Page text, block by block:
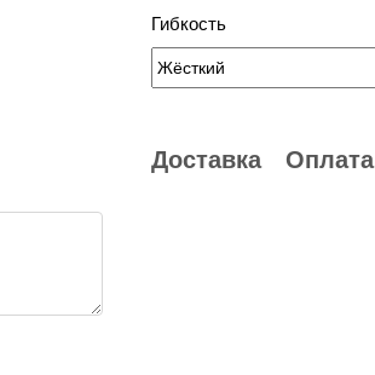
Гибкость
Доставка Оплата